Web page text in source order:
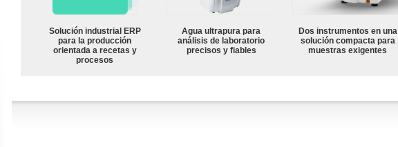
Solución industrial ERP
para la producción
orientada a recetas y
procesos
Agua ultrapura para
análisis de laboratorio
precisos y fiables
Dos instrumentos en una
solución compacta para
muestras exigentes